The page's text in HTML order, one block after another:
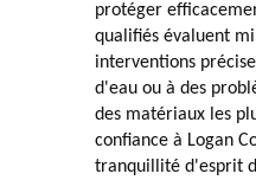
protéger
qualifiés évaluent
interventions
d'eau ou à des
des matériaux les
confiance à Logan
tranquillité d'esprit